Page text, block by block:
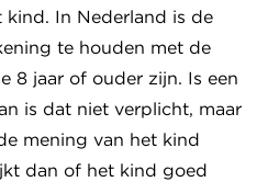
kind. In Nederland is de
te houden met de
8 jaar of ouder zijn. Is een
is dat niet verplicht, maar
mening van het kind
dan of het kind goed